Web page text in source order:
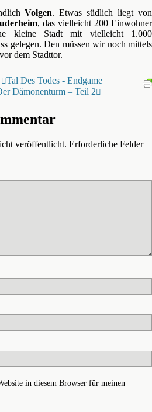
Volgen. Etwas südlich liegt von
, das vielleicht 200 Einwohner
kleine Stadt mit vielleicht 1.000
gelegen. Den müssen wir noch mittels
dem Stadttor.
Tal Des Todes - Endgame
Dämonenturm – Teil 2
veröffentlicht. Erforderliche Felder
in diesem Browser für meinen